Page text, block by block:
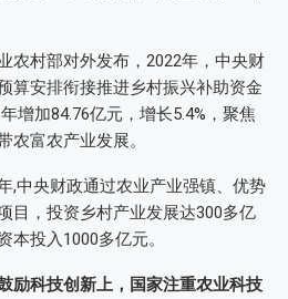
农村部对外发布，2022年，中央财
算安排衔接推进乡村振兴补助资金
增加84.76亿元，增长5.4%，聚焦
农富农产业发展。
,中央财政通过农业产业强镇、优势
目，投资乡村产业发展达300多亿
本投入1000多亿元。
励科技创新上，国家注重农业科技